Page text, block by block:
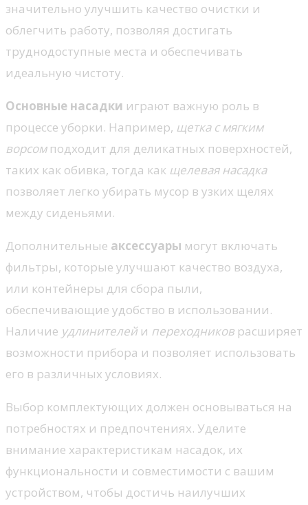
значительно улучшить качество очистки и
облегчить работу, позволяя достигать
труднодоступные места и обеспечивать
идеальную чистоту.
Основные насадки играют важную роль в
процессе уборки. Например, щетка с мягким
ворсомподходит для деликатных поверхностей,
таких как обивка, тогда как щелевая насадка
позволяет легко убирать мусор в узких щелях
между сиденьями.
Дополнительные аксессуары могут включать
фильтры, которые улучшают качество воздуха,
или контейнеры для сбора пыли,
обеспечивающие удобство в использовании.
Наличие удлинителейи переходников расширяет
возможности прибора и позволяет использовать
его в различных условиях.
Выбор комплектующих должен основываться на
потребностях и предпочтениях. Уделите
внимание характеристикам насадок, их
функциональности и совместимости с вашим
устройством, чтобы достичь наилучших